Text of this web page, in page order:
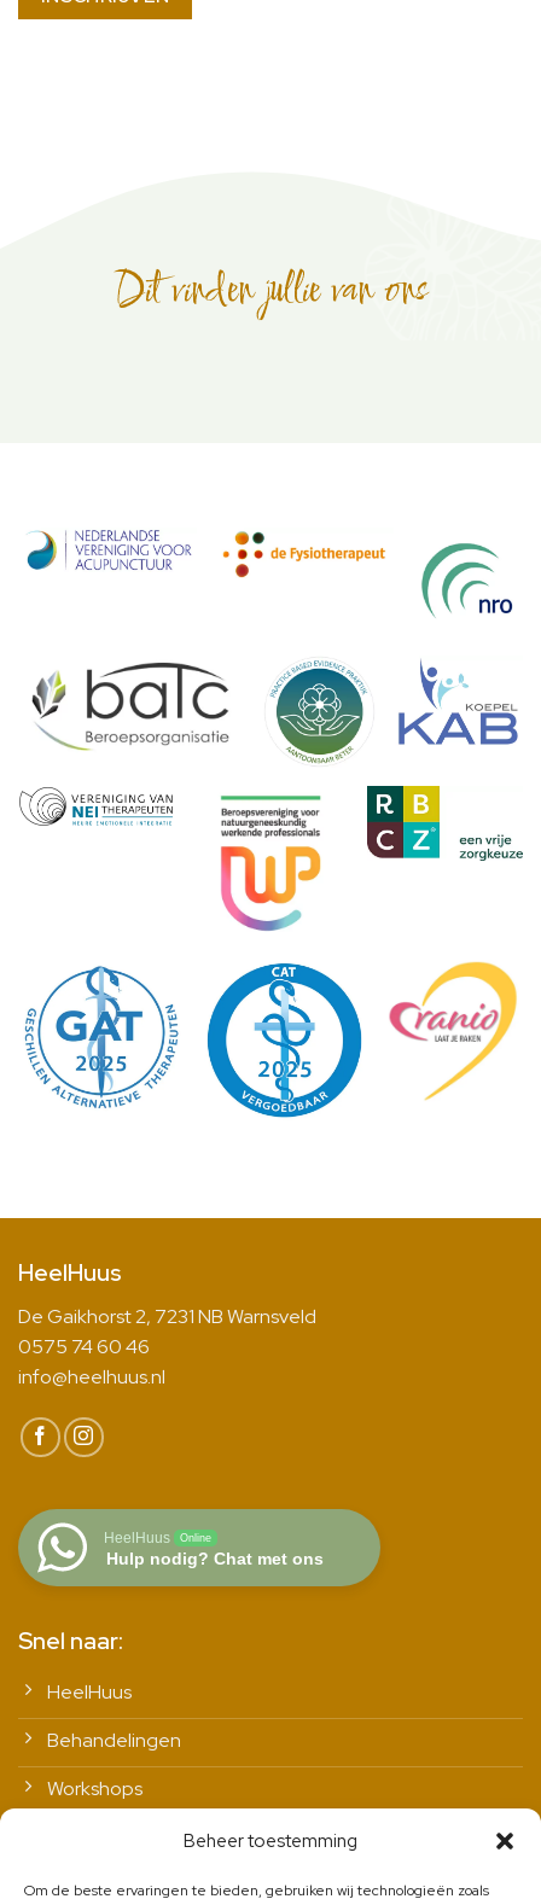
Beheer toestemming
Om de beste ervaringen te bieden, gebruiken wij technologieën zoals
Dit vinden jullie van ons
HeelHuus
De Gaikhorst 2, 7231 NB Warnsveld
0575 74 60 46
info@heelhuus.nl
HeelHuus Online
Hulp nodig? Chat met ons
Snel naar:
HeelHuus
Behandelingen
Workshops
Contact